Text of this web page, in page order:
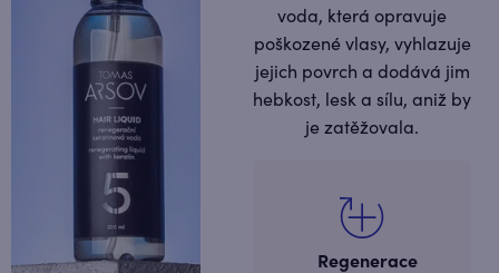
Regenerace
voda, která opravuje
poškozené vlasy, vyhlazuje
jejich povrch a dodává jim
hebkost, lesk a sílu, aniž by
je zatěžovala.